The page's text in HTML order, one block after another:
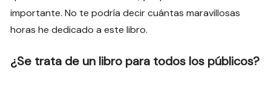
importante. No te podría decir cuántas maravillosas
horas he dedicado a este libro.
¿Se trata de un libro para todos los públicos?